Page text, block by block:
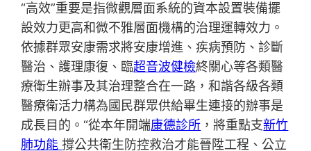
“高效”重要是指微觀層面系統的資本設置裝備擺
設效力更高和微不雅層面機構的治理運轉效力。
依據群眾安康需求將安康增進、疾病預防、診斷
醫治、護理康復、臨超音波健檢終關心等各類醫
療衛生辦事及其治理整合在一路，和諧各級各類
醫療衛活力構為國民群眾供給畢生連接的辦事是
成長目的。“從本年開端康德診所 ，將重點支新竹
肺功能撐公共衛生防控救治才能晉陞工程、公立